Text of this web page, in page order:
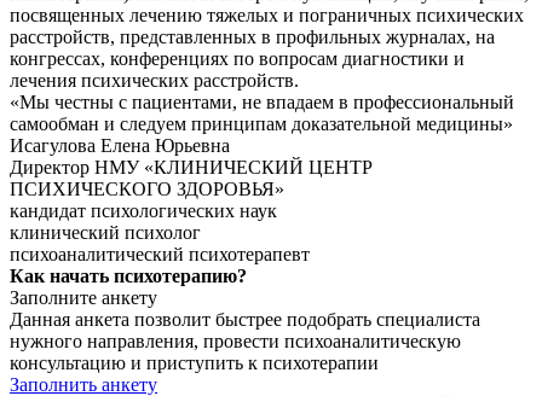
посвященных лечению тяжелых и пограничных психических
расстройств, представленных в профильных журналах, на
конгрессах, конференциях по вопросам диагностики и
лечения психических расстройств.
«‎Мы честны с пациентами, не впадаем в профессиональный
самообман и следуем принципам доказательной медицины»‎
Исагулова Елена Юрьевна
Директор НМУ «КЛИНИЧЕСКИЙ ЦЕНТР
ПСИХИЧЕСКОГО ЗДОРОВЬЯ»
кандидат психологических наук
клинический психолог
психоаналитический психотерапевт
Как начать психотерапию?
Заполните анкету
Данная анкета позволит быстрее подобрать специалиста
нужного направления, провести психоаналитическую
консультацию и приступить к психотерапии
Заполнить анкету